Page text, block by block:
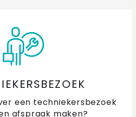
een techniekersbezoek
afspraak maken?